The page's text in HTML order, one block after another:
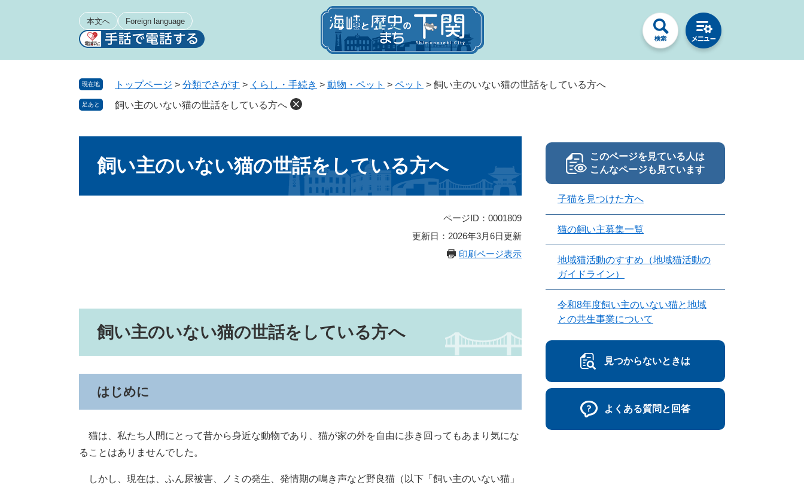
本文へ Foreign language
現在地 トップページ > 分類でさがす > くらし・手続き > 動物・ペット > ペット > 飼い主のいない猫の世話をしている方へ
足あと 飼い主のいない猫の世話をしている方へ
飼い主のいない猫の世話をしている方へ
ページID：0001809
更新日：2026年3月6日更新
印刷ページ表示
飼い主のいない猫の世話をしている方へ
はじめに
猫は、私たち人間にとって昔から身近な動物であり、猫が家の外を自由に歩き回ってもあまり気にな
ることはありませんでした。
しかし、現在は、ふん尿被害、ノミの発生、発情期の鳴き声など野良猫（以下「飼い主のいない猫」
このページを見ている人は
こんなページも見ています
子猫を見つけた方へ
猫の飼い主募集一覧
地域猫活動のすすめ（地域猫活動の
ガイドライン）
令和8年度飼い主のいない猫と地域
との共生事業について
見つからないときは
よくある質問と回答